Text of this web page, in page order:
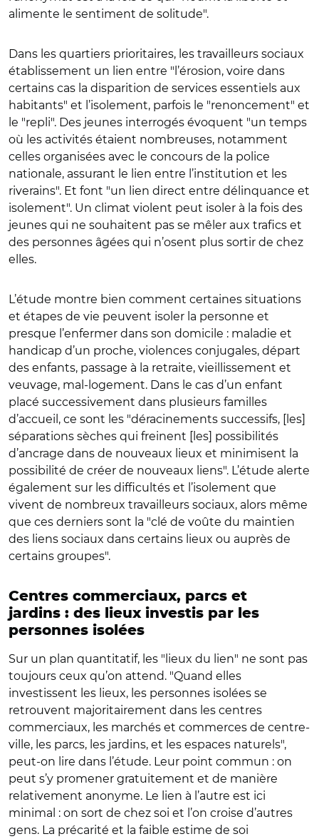
alimente le sentiment de solitude".
Dans les quartiers prioritaires, les travailleurs sociaux
établissement un lien entre "l’érosion, voire dans
certains cas la disparition de services essentiels aux
habitants" et l’isolement, parfois le "renoncement" et
le "repli". Des jeunes interrogés évoquent "un temps
où les activités étaient nombreuses, notamment
celles organisées avec le concours de la police
nationale, assurant le lien entre l’institution et les
riverains". Et font "un lien direct entre délinquance et
isolement". Un climat violent peut isoler à la fois des
jeunes qui ne souhaitent pas se mêler aux trafics et
des personnes âgées qui n’osent plus sortir de chez
elles.
L’étude montre bien comment certaines situations
et étapes de vie peuvent isoler la personne et
presque l’enfermer dans son domicile : maladie et
handicap d’un proche, violences conjugales, départ
des enfants, passage à la retraite, vieillissement et
veuvage, mal-logement. Dans le cas d’un enfant
placé successivement dans plusieurs familles
d’accueil, ce sont les "déracinements successifs, [les]
séparations sèches qui freinent [les] possibilités
d’ancrage dans de nouveaux lieux et minimisent la
possibilité de créer de nouveaux liens". L’étude alerte
également sur les difficultés et l’isolement que
vivent de nombreux travailleurs sociaux, alors même
que ces derniers sont la "clé de voûte du maintien
des liens sociaux dans certains lieux ou auprès de
certains groupes".
Centres commerciaux, parcs et
jardins : des lieux investis par les
personnes isolées
Sur un plan quantitatif, les "lieux du lien" ne sont pas
toujours ceux qu’on attend. "Quand elles
investissent les lieux, les personnes isolées se
retrouvent majoritairement dans les centres
commerciaux, les marchés et commerces de centre-
ville, les parcs, les jardins, et les espaces naturels",
peut-on lire dans l’étude. Leur point commun : on
peut s’y promener gratuitement et de manière
relativement anonyme. Le lien à l’autre est ici
minimal : on sort de chez soi et l’on croise d’autres
gens. La précarité et la faible estime de soi